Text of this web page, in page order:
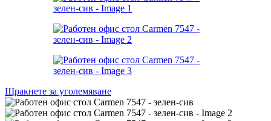
Щракнете за уголемяване